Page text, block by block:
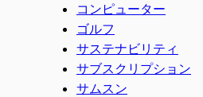
コンピューター
ゴルフ
サステナビリティ
サブスクリプション
サムスン